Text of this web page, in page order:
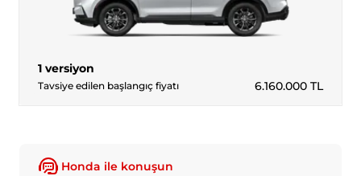
1 versiyon
Tavsiye edilen başlangıç fiyatı 6.160.000TL
Honda ile konuşun